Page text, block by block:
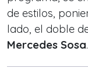
de estilos,
lado, el doble
Mercedes Sosa.